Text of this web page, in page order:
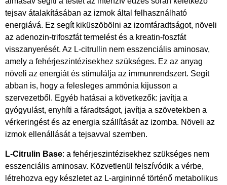
tejsav átalakításában az izmok által felhasználható
energiává. Ez segít kiküszöbölni az izomfáradtságot, növeli
az adenozin-trifoszfát termelést és a kreatin-foszfát
visszanyerését. Az L-citrullin nem esszenciális aminosav,
amely a fehérjeszintézisekhez szükséges. Ez az anyag
növeli az energiát és stimulálja az immunrendszert. Segít
abban is, hogy a felesleges ammónia kijusson a
szervezetből. Egyéb hatásai a következők: javítja a
gyógyulást, enyhíti a fáradtságot, javítja a szövetekben a
vérkeringést és az energia szállítását az izomba. Növeli az
izmok ellenállását a tejsavval szemben.
L-Citrulin Base: a fehérjeszintézisekhez szükséges nem
esszenciális aminosav. Közvetlenül felszívódik a vérbe,
létrehozva egy készletet az L-argininné történő metabolikus